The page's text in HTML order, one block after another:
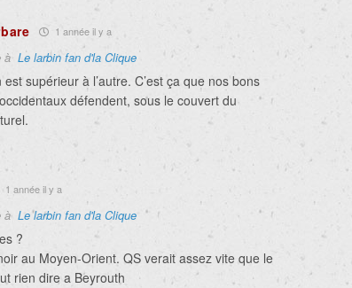
1 année il y a
à Le larbin fan d'la Clique
supérieur à l’autre. C’est ça que nos bons
défendent, sous le couvert du
1 année il y a
à Le larbin fan d'la Clique
?
au Moyen-Orient. QS verait assez vite que le
rien dire a Beyrouth